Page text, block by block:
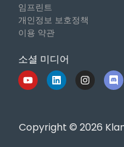
임프린트
개인정보 보호정책
이용 약관
소셜 미디어
Copyright © 2026